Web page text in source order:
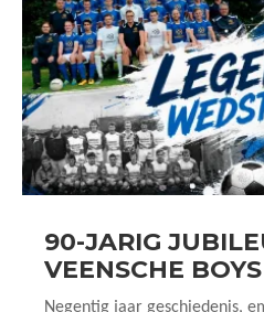
90-JARIG
VEENSCHE BOYS
Negentig jaar geschiedenis,